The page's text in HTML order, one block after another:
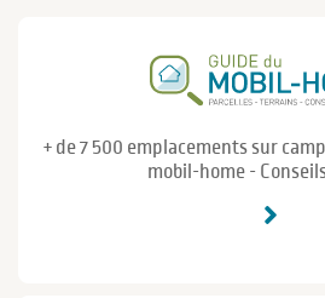
+ de 7 500 emplacements sur
mobil-home -